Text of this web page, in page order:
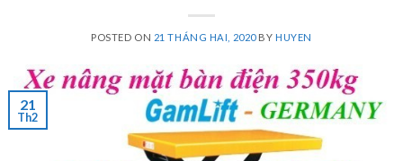
POSTED ON 21 THÁNG HAI, 2020BYHUYEN
21
Th2